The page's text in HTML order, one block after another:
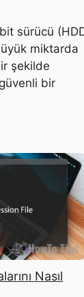
sürücü
miktarda
şekilde
bir
Nasıl